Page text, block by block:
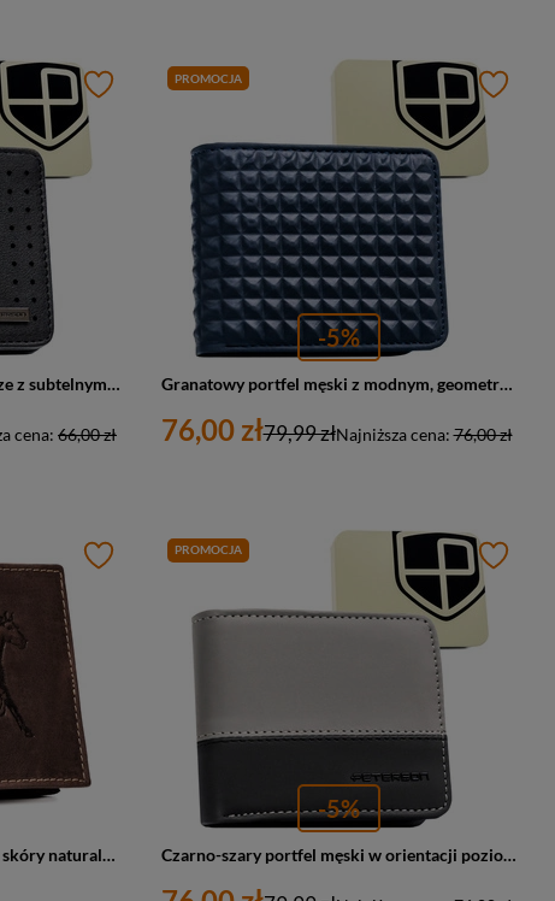
Portfel męski w czarnym kolorze z subtelnym, perforowanym zdobieniem - Peterson
cena: 66,00 zł
PROMOCJA
-5%
Granatowy portfel męski z modnym, geometrycznym wzorem - Peterson
76,00 zł Najniższa cena:76,00 zł
79,99 zł
Duży, brązowy portfel męski ze skóry naturalnej wyposażony w system RFID - Always Wild
PROMOCJA
-5%
Czarno-szary portfel męski w orientacji poziomej bez zapięcia zewnętrznego - Peterson